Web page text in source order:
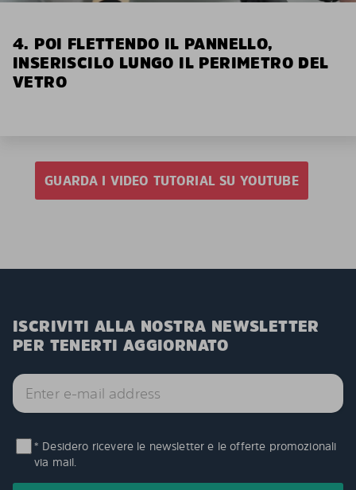
4. POI FLETTENDO IL PANNELLO,
INSERISCILO LUNGO IL PERIMETRO DEL
VETRO
GUARDA I VIDEO TUTORIAL SU YOUTUBE
ISCRIVITI ALLA NOSTRA NEWSLETTER
PER TENERTI AGGIORNATO
* Desidero ricevere le newsletter e le offerte promozionali
via mail.